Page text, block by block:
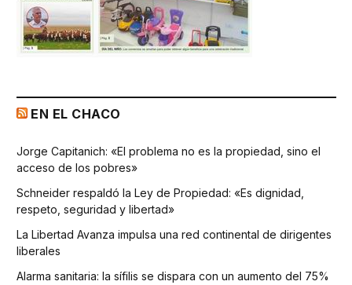
EN EL CHACO
Jorge Capitanich: «El problema no es la propiedad, sino el
acceso de los pobres»
Schneider respaldó la Ley de Propiedad: «Es dignidad,
respeto, seguridad y libertad»
La Libertad Avanza impulsa una red continental de dirigentes
liberales
Alarma sanitaria: la sífilis se dispara con un aumento del 75%